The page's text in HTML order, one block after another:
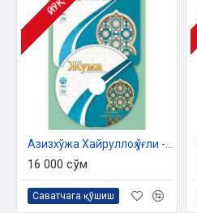
ЙЎҚ
16 000 сўм
Саватчага қўшиш